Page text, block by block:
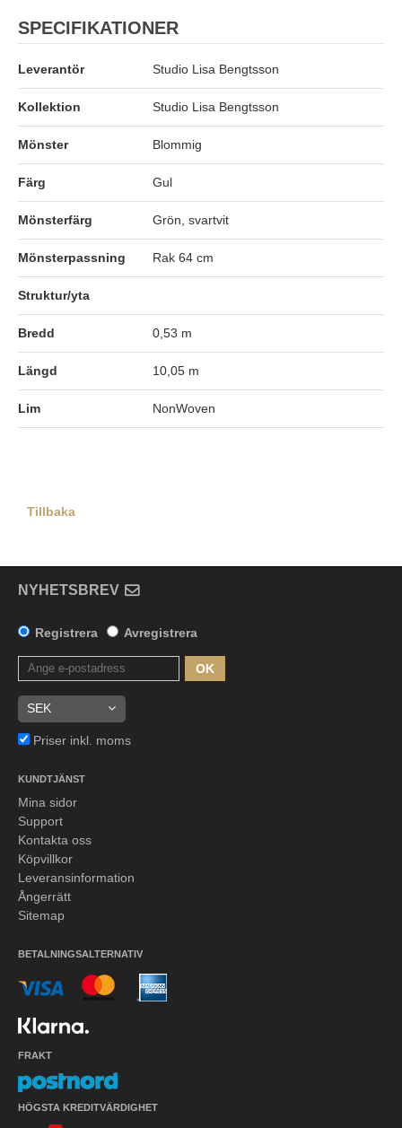
SPECIFIKATIONER
Leverantör Studio Lisa Bengtsson
Kollektion Studio Lisa Bengtsson
Mönster Blommig
Färg Gul
Mönsterfärg Grön, svartvit
Mönsterpassning Rak 64 cm
Struktur/yta
Bredd 0,53 m
Längd 10,05 m
Lim NonWoven
Tillbaka
NYHETSBREV
Registrera Avregistrera
OK
Priser inkl. moms
KUNDTJÄNST
Mina sidor
Support
Kontakta oss
Köpvillkor
Leveransinformation
Ångerrätt
Sitemap
BETALNINGSALTERNATIV
FRAKT
HÖGSTA KREDITVÄRDIGHET